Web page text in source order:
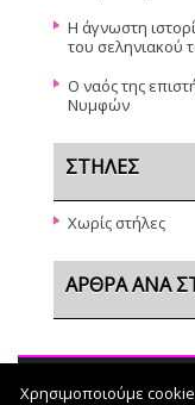
Η άγνωστη
του σεληνιακού
Ο ναός της
Νυμφών
ΣΤΉΛΕΣ
Χωρίς στήλες
ΆΡΘΡΑ ΑΝΆ
Χρησιμοποιούμε